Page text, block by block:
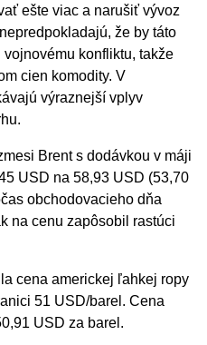
ešte viac a narušiť vývoz
že by táto
konfliktu, takže
cien komodity. V
výraznejší vplyv
Brent s dodávkou v máji
USD na 58,93 USD (53,70
obchodovacieho dňa
na cenu zapôsobil rastúci
cena americkej ľahkej ropy
51 USD/barel. Cena
USD za barel.